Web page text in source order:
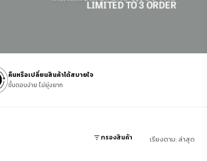
คืนหรือเปลี่ยนสินค้าได้สบายใจ
ขั้นตอนง่าย ไม่ยุ่งยาก
กรองสินค้า เรียงตาม: ล่าสุด